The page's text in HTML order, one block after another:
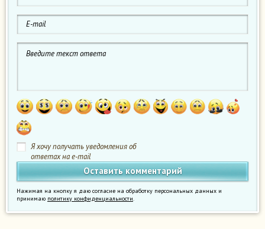
Я хочу получать уведомления об
ответах на e-mail
Нажимая на кнопку я даю согласие на обработку персональных данных и
принимаю политику конфиденциальности.